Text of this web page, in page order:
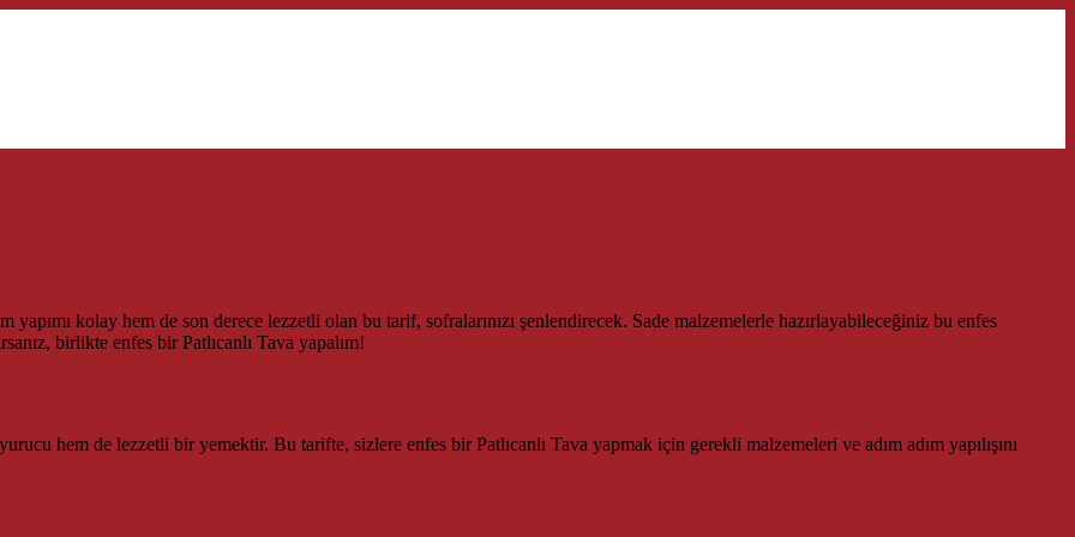
kolay hem de son derece lezzetli olan bu tarif, sofralarınızı şenlendirecek. Sade malzemelerle hazırlayabileceğiniz bu enfes
birlikte enfes bir Patlıcanlı Tava yapalım!
hem de lezzetli bir yemektir. Bu tarifte, sizlere enfes bir Patlıcanlı Tava yapmak için gerekli malzemeleri ve adım adım yapılışını